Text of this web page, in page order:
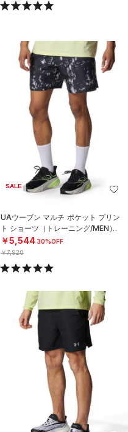
SALE
UAウーブン マルチ ポケット プリン
ト ショーツ（トレーニング/MEN）
￥5,54430%OFF
￥7,920